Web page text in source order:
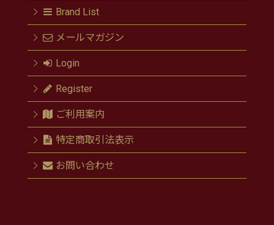
Brand List
メールマガジン
Login
Register
ご利用案内
特定商取引法表示
お問い合わせ